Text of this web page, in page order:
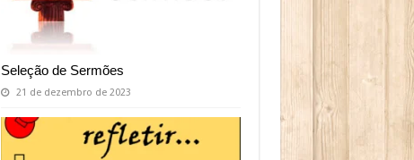
Seleção de Sermões
21 de dezembro de 2023